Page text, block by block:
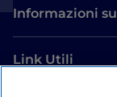
Informazioni
Link Utili